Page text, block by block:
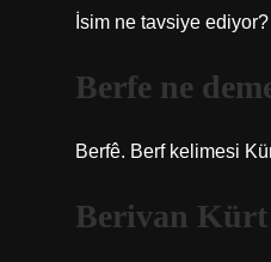
İsim ne tavsiye
Berfe ne
Berfê. Berf kelimesi
Berivan